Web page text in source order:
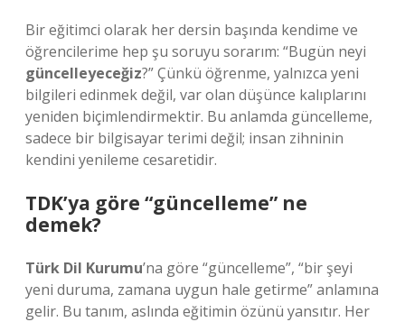
Bir eğitimci olarak her dersin başında kendime ve
öğrencilerime hep şu soruyu sorarım: “Bugün neyi
güncelleyeceğiz?” Çünkü öğrenme, yalnızca yeni
bilgileri edinmek değil, var olan düşünce kalıplarını
yeniden biçimlendirmektir. Bu anlamda güncelleme,
sadece bir bilgisayar terimi değil; insan zihninin
kendini yenileme cesaretidir.
TDK’ya göre “güncelleme” ne
demek?
Türk Dil Kurumu’na göre “güncelleme”, “bir şeyi
yeni duruma, zamana uygun hale getirme” anlamına
gelir. Bu tanım, aslında eğitimin özünü yansıtır. Her